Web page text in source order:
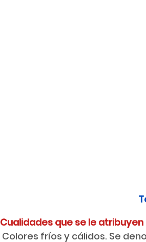
Cualidades que se le atribuyen